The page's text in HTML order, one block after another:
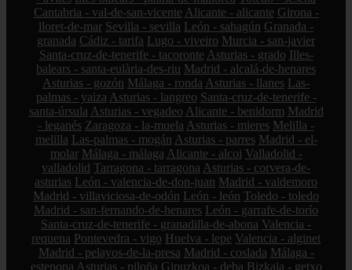
Cantabria - val-de-san-vicente Alicante - alicante Girona -
lloret-de-mar Sevilla - sevilla León - sahagún Granada -
granada Cádiz - tarifa Lugo - viveiro Murcia - san-javier
Santa-cruz-de-tenerife - tacoronte Asturias - grado Illes-
balears - santa-eulària-des-riu Madrid - alcalá-de-henares
Asturias - gozón Málaga - ronda Asturias - llanes Las-
palmas - yaiza Asturias - langreo Santa-cruz-de-tenerife -
santa-úrsula Asturias - vegadeo Alicante - benidorm Madrid
- leganés Zaragoza - la-muela Asturias - mieres Melilla -
melilla Las-palmas - mogán Asturias - parres Madrid - el-
molar Málaga - málaga Alicante - alcoi Valladolid -
valladolid Tarragona - tarragona Asturias - corvera-de-
asturias León - valencia-de-don-juan Madrid - valdemoro
Madrid - villaviciosa-de-odón León - león Toledo - toledo
Madrid - san-fernando-de-henares León - garrafe-de-torío
Santa-cruz-de-tenerife - granadilla-de-abona Valencia -
requena Pontevedra - vigo Huelva - lepe Valencia - alginet
Madrid - pelayos-de-la-presa Madrid - coslada Málaga -
estepona Asturias - piloña Gipuzkoa - deba Bizkaia - getxo